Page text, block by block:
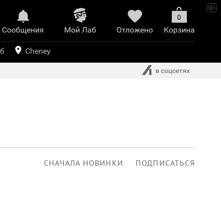
СНАЧАЛА НОВИНКИ ПОДПИСАТЬСЯ
Сообщения
Mой Лаб​
иринт
Отложено
0
Корзина
Cheney
в соцсетях